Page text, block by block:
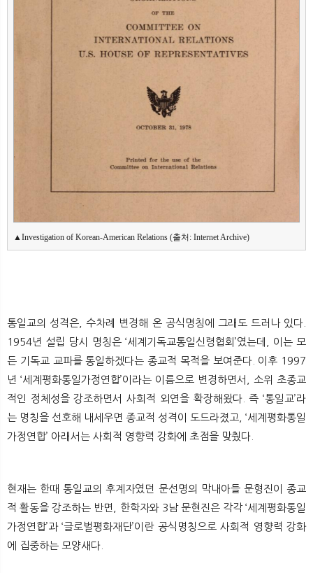
▲Investigation of Korean-American Relations (출처: Internet Archive)
통일교의 성격은, 수차례 변경해 온 공식명칭에 그래도 드러나 있다.
1954년 설립 당시 명칭은 ‘세계기독교통일신령협회’였는데, 이는 모
든 기독교 교파를 통일하겠다는 종교적 목적을 보여준다. 이후 1997
년 ‘세계평화통일가정연합’이라는 이름으로 변경하면서, 소위 초종교
적인 정체성을 강조하면서 사회적 외연을 확장해왔다. 즉 ‘통일교’라
는 명칭을 선호해 내세우면 종교적 성격이 도드라졌고, ‘세계평화통일
가정연합’ 아래서는 사회적 영향력 강화에 초점을 맞췄다.
현재는 한때 통일교의 후계자였던 문선명의 막내아들 문형진이 종교
적 활동을 강조하는 반면, 한학자와 3남 문현진은 각각 ‘세계평화통일
가정연합’과 ‘글로벌평화재단’이란 공식명칭으로 사회적 영향력 강화
에 집중하는 모양새다.